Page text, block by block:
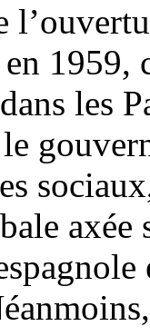
1959,
les